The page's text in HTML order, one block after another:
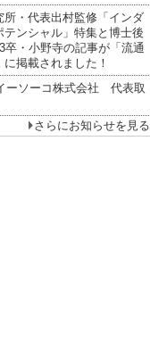
所・代表出村監修「インダ
テンシャル」特集と博士後
卒・小野寺の記事が「流通
掲載されました！
ーソーコ株式会社 代表取
さらにお知らせを見る